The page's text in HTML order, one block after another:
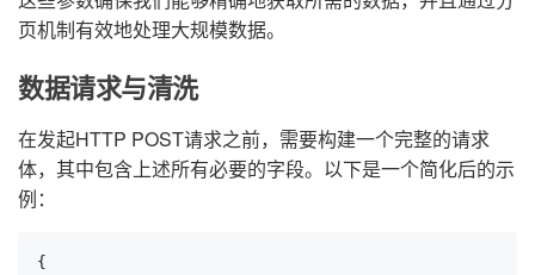
页机制有效地处理大规模数据。
数据请求与清洗
在发起HTTP POST请求之前，需要构建一个完整的请求
体，其中包含上述所有必要的字段。以下是一个简化后的示
例：
{